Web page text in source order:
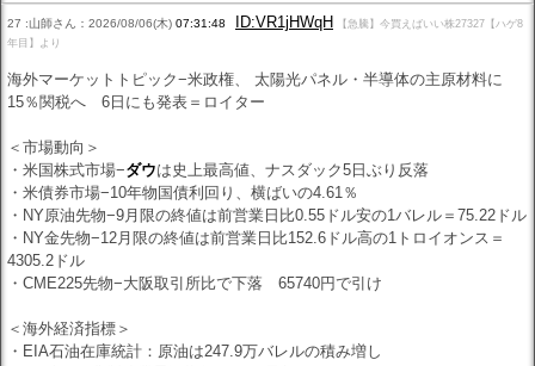
27 :山師さん：2026/08/06(木) 07:31:48 ID:VR1jHWqH
【急騰】今買えばいい株27327【ハゲ8
年目】より
海外マーケットトピック−米政権、 太陽光パネル・半導体の主原材料に
15％関税へ 6日にも発表＝ロイター
＜市場動向＞
・米国株式市場−ダウは史上最高値、ナスダック5日ぶり反落
・米債券市場−10年物国債利回り、横ばいの4.61％
・NY原油先物−9月限の終値は前営業日比0.55ドル安の1バレル＝75.22ドル
・NY金先物−12月限の終値は前営業日比152.6ドル高の1トロイオンス＝
4305.2ドル
・CME225先物−大阪取引所比で下落 65740円で引け
＜海外経済指標＞
・EIA石油在庫統計：原油は247.9万バレルの積み増し